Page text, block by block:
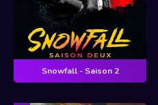
Snowfall - Saison 2